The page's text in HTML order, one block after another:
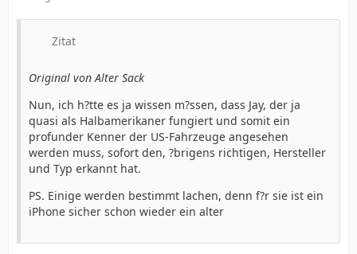
Zitat
Original von Alter Sack
Nun, ich h?tte es ja wissen m?ssen, dass Jay, der ja
quasi als Halbamerikaner fungiert und somit ein
profunder Kenner der US-Fahrzeuge angesehen
werden muss, sofort den, ?brigens richtigen, Hersteller
und Typ erkannt hat.
PS. Einige werden bestimmt lachen, denn f?r sie ist ein
iPhone sicher schon wieder ein alter